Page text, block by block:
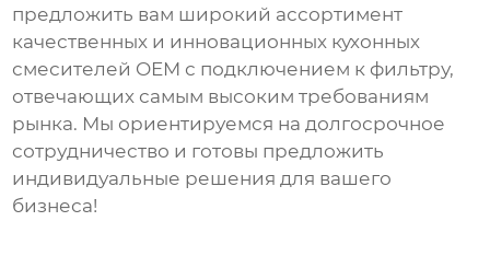
предложить вам широкий ассортимент
качественных и инновационных кухонных
смесителей OEM с подключением к фильтру,
отвечающих самым высоким требованиям
рынка. Мы ориентируемся на долгосрочное
сотрудничество и готовы предложить
индивидуальные решения для вашего
бизнеса!